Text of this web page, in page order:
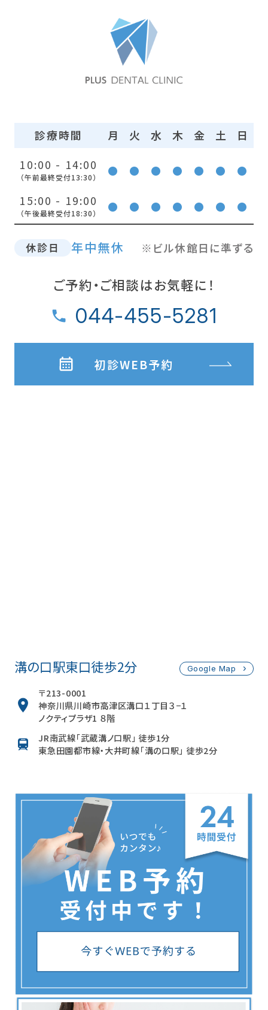
診療時間 月 火 水 木 金 土
日
10:00 - 14:00
（午前最終受付13:30） ● ● ● ● ● ● ●
15:00 - 19:00
（午後最終受付18:30） ● ● ● ● ● ● ●
休診日 年中無休 ※ビル休館日に準ずる
ご予約・ご相談はお気軽に！
044-455-5281
初診WEB予約
溝の口駅東口徒歩2分 Google Map
〒213-0001
神奈川県川崎市高津区溝口１丁目３−１
ノクティプラザ1 ８階
JR南武線「武蔵溝ノ口駅」 徒歩1分
東急田園都市線・大井町線「溝の口駅」 徒歩2分